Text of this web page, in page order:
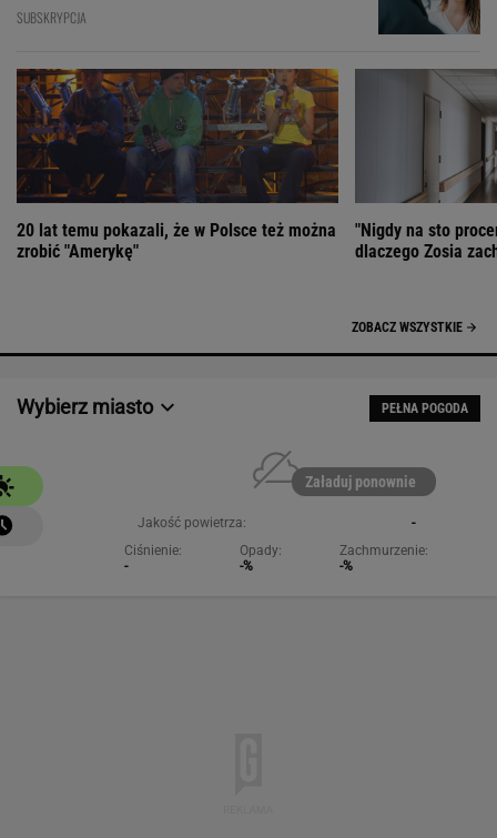
SUBSKRYPCJA
20 lat temu pokazali, że w Polsce też można
zrobić "Amerykę"
"Nigdy na sto
dlaczego Zosia
ZOBACZ WSZYSTKIE
Wybierz miasto PEŁNA POGODA
Załaduj ponownie
Jakość powietrza:
-
Ciśnienie:
-
Opady:
-%
Zachmurzenie:
-%